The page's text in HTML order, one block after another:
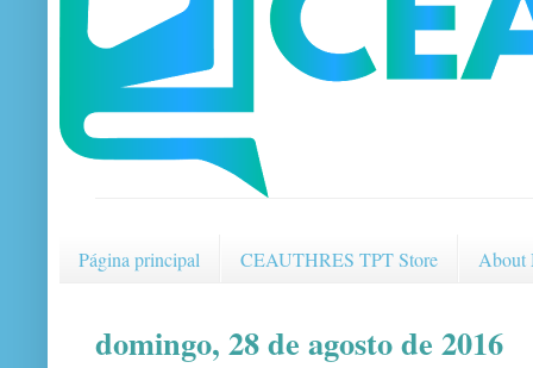
Página principal CEAUTHRES TPT Store About
domingo, 28 de agosto de 2016